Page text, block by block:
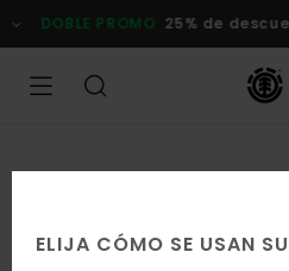
la
PROMO 25% de descuento
ELIJA CÓMO SE USAN